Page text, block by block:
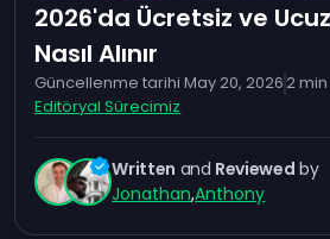
2026'da Ücretsiz ve
Nasıl Alınır
Güncellenme tarihi May 20, 20262
Editöryal Sürecimiz
Written and Reviewed by
Jonathan,Anthony